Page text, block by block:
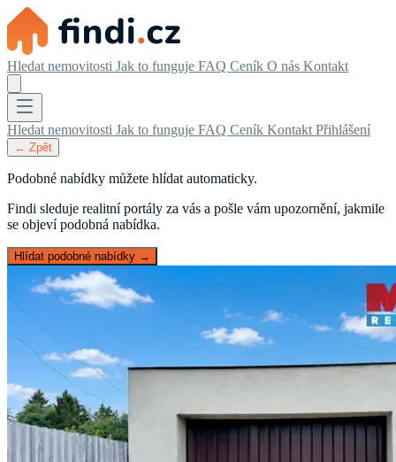
Hledat nemovitosti Jak to funguje FAQ Ceník O nás Kontakt
Hledat nemovitosti Jak to funguje FAQ Ceník Kontakt Přihlášení
← Zpět
Podobné nabídky můžete hlídat automaticky.
Findi sleduje realitní portály za vás a pošle vám upozornění, jakmile
se objeví podobná nabídka.
Hlídat podobné nabídky →